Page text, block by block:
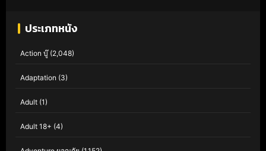
ประเภทหนัง
Action บู๊(2,048)
Adaptation (3)
Adult (1)
Adult 18+ (4)